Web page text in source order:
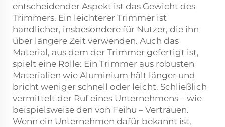
entscheidender Aspekt ist das Gewicht des
Trimmers. Ein leichterer Trimmer ist
handlicher, insbesondere für Nutzer, die ihn
über längere Zeit verwenden. Auch das
Material, aus dem der Trimmer gefertigt ist,
spielt eine Rolle: Ein Trimmer aus robusten
Materialien wie Aluminium hält länger und
bricht weniger schnell oder leicht. Schließlich
vermittelt der Ruf eines Unternehmens – wie
beispielsweise den von Feihu – Vertrauen.
Wenn ein Unternehmen dafür bekannt ist,